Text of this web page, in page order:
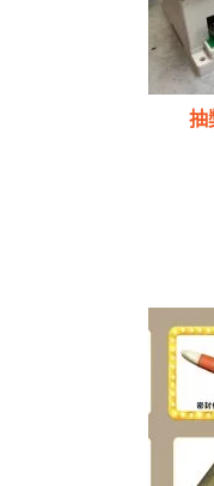
抽